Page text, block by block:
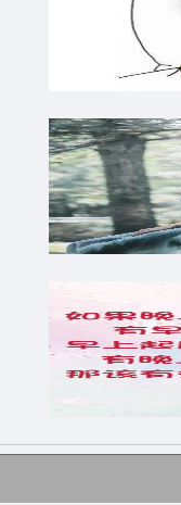
获多多，2022梦
灾难，让我们一起
常伴随你左右，对
，再见;2022，你
让新年趣味盎然。
忧郁污垢，“换上
来。2022，愿离
，让快乐不再孤